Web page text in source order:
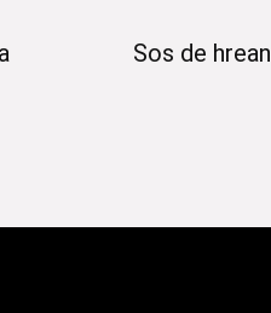
Sos de hrean